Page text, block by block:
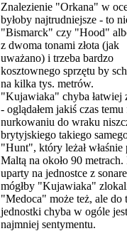
Znalezienie "Orkana" w
byłoby najtrudniejsze - to
"Bismarck" czy "Hood"
z dwoma tonami złota (jak
uważano) i trzeba bardzo
kosztownego sprzętu by
na kilka tys. metrów.
"Kujawiaka" chyba łatwiej
- oglądałem jakiś czas
nurkowaniu do wraku
brytyjskiego takiego
"Hunt", który leżał właśnie
Maltą na około 90
uparty na jednostce z
mógłby "Kujawiaka"
"Medoca" może też, ale do
jednostki chyba w ogóle jest
najmniej sentymentu.